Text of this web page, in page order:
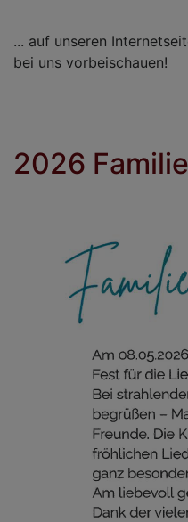
... auf unseren
bei uns vorbeischauen!
2026